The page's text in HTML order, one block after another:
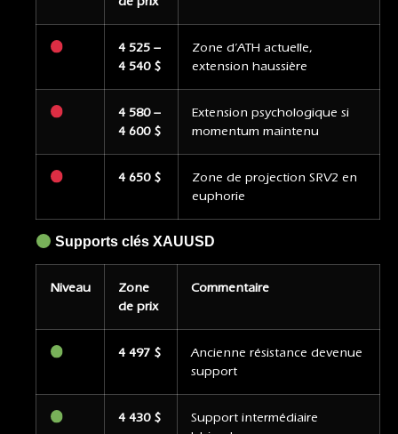
4 525 –
4 540 $
Zone d’ATH actuelle,
extension haussière
4 580 –
4 600 $
Extension psychologique si
momentum maintenu
4 650 $
Zone de projection SRV2 en
euphorie
Supports clés XAUUSD
Niveau
Zone
de prix
Commentaire
4 497 $
Ancienne résistance devenue
support
4 430 $
Support intermédiaire